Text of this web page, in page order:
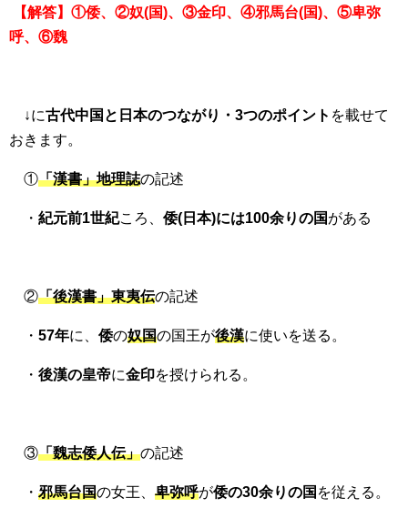
【解答】①倭、②奴(国)、③金印、④邪馬台(国)、⑤卑弥
呼、⑥魏
↓に古代中国と日本のつながり・3つのポイント を載せて
おきます。
①「漢書」地理誌の記述
・ 紀元前1世紀ころ、 倭(日本)には100余りの国がある
②「後漢書」東夷伝の記述
・ 57年に、 倭の奴国の国王が後漢に使いを送る。
・ 後漢の皇帝に金印を授けられる。
③「魏志倭人伝」の記述
・ 邪馬台国の女王、 卑弥呼が倭の30余りの国 を従える。